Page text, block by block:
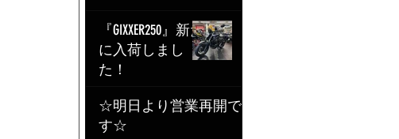
『GIXXER250』新た
に入荷しまし
た！
☆明日より営業再開で
す☆